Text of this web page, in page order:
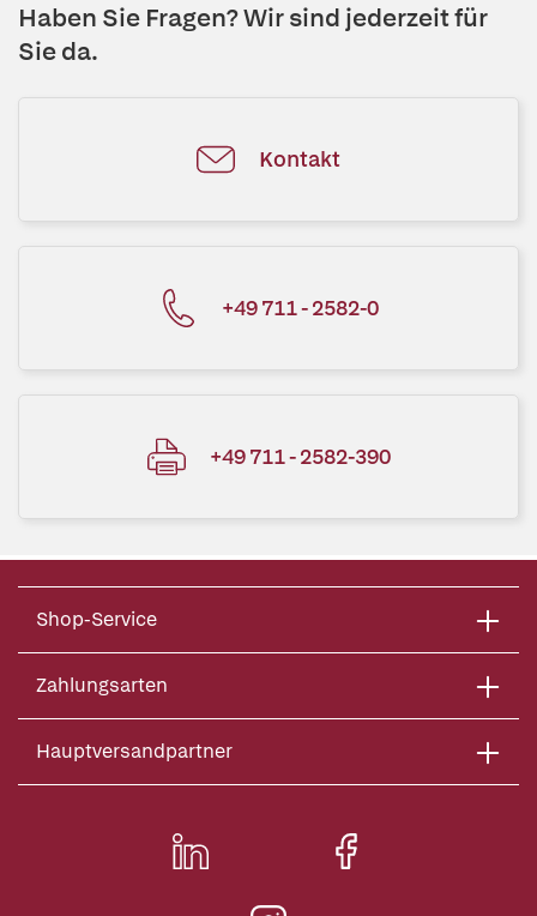
Haben Sie Fragen? Wir sind jederzeit für
Sie da.
Kontakt
+49 711 - 2582-0
+49 711 - 2582-390
Shop-Service
Zahlungsarten
Hauptversandpartner